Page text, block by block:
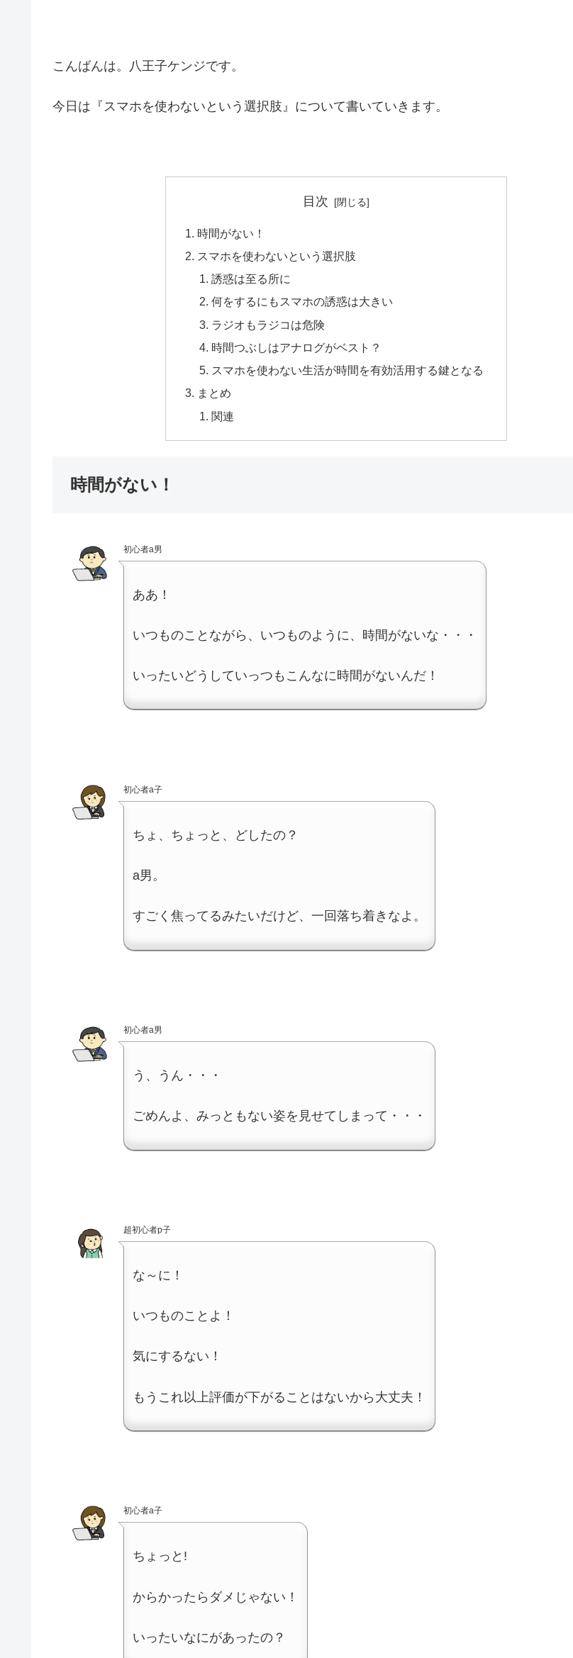
こんばんは。八王子ケンジです。
今日は『スマホを使わないという選択肢』について書いていきます。
目次
時間がない！
スマホを使わないという選択肢
誘惑は至る所に
何をするにもスマホの誘惑は大きい
ラジオもラジコは危険
時間つぶしはアナログがベスト？
スマホを使わない生活が時間を有効活用する鍵となる
まとめ
関連
時間がない！
初心者a男
ああ！
いつものことながら、いつものように、時間がないな・・・
いったいどうしていっつもこんなに時間がないんだ！
初心者a子
ちょ、ちょっと、どしたの？
a男。
すごく焦ってるみたいだけど、一回落ち着きなよ。
初心者a男
う、うん・・・
ごめんよ、みっともない姿を見せてしまって・・・
超初心者p子
な～に！
いつものことよ！
気にするない！
もうこれ以上評価が下がることはないから大丈夫！
初心者a子
ちょっと!
からかったらダメじゃない！
いったいなにがあったの？